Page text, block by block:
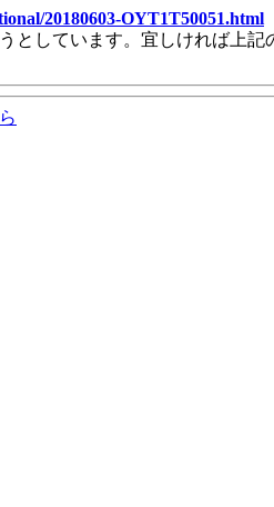
20180603-OYT1T50051.html
としています。宜しければ上